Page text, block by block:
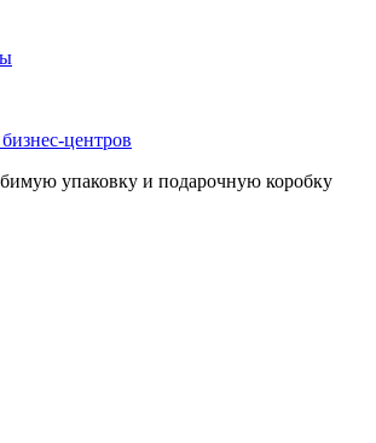
центров
упаковку и подарочную коробку